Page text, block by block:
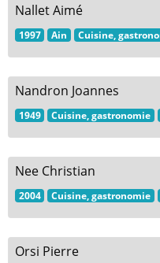
Nallet Aimé
1997 Ain Cuisine,
Nandron Joannes
1949 Cuisine, gastronomie
Nee Christian
2004 Cuisine, gastronomie
Orsi Pierre